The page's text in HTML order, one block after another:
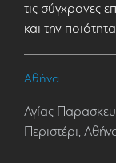
τις σύγχρονες
και την
Αθήνα
Αγίας
Περιστέρι,